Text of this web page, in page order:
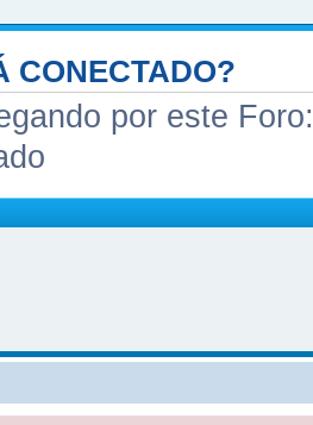
CONECTADO?
por este